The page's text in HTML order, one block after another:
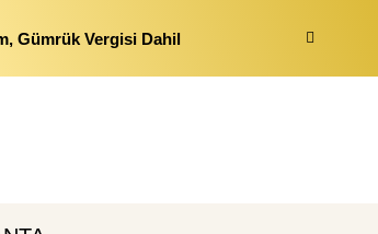
Gümrük Vergisi Dahil